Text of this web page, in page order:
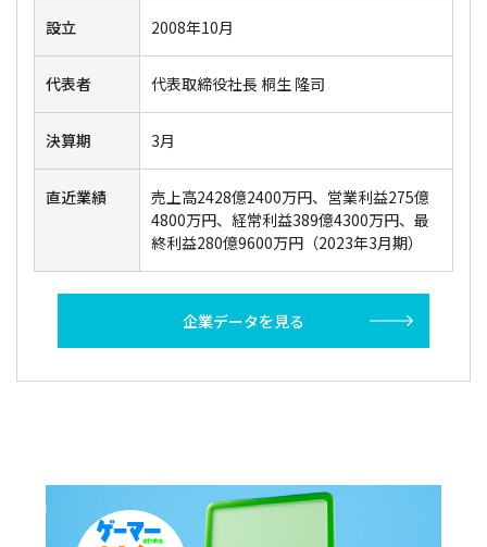
設立 2008年10月
代表者 代表取締役社長 桐生 隆司
決算期 3月
直近業績
売上高2428億2400万円、営業利益275億
4800万円、経常利益389億4300万円、最
終利益280億9600万円（2023年3月期）
企業データを見る